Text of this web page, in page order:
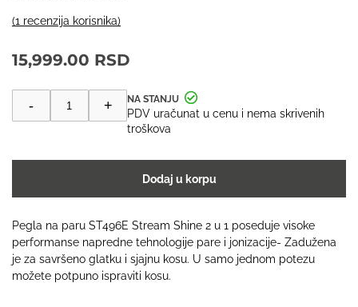
(1 recenzija korisnika)
15,999.00 RSD
-
paru
|
Shine
u
1
količina
+
PDV uračunat u cenu i nema skrivenih
troškova
Dodaj u korpu
Pegla na paru ST496E Stream Shine 2 u 1 poseduje visoke
performanse napredne tehnologije pare i jonizacije- Zadužena
je za savršeno glatku i sjajnu kosu. U samo jednom potezu
možete potpuno ispraviti kosu.